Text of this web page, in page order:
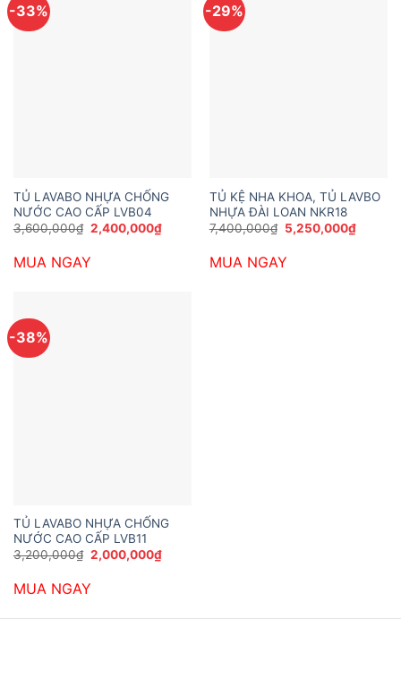
-33%
TỦ LAVABO NHỰA CHỐNG
NƯỚC CAO CẤP LVB04
3,600,000₫ Giá
gốc
3,600,000₫.
2,400,000₫Giá
hiện
MUA NGAY
-29%
TỦ KỆ NHA KHOA, TỦ LAVBO
NHỰA ĐÀI LOAN NKR18
7,400,000₫ Giá
gốc
7,400,000₫.
5,250,000₫Giá
hiện
MUA NGAY
-38%
TỦ LAVABO NHỰA CHỐNG
NƯỚC CAO CẤP LVB11
3,200,000₫ Giá
gốc
3,200,000₫.
2,000,000₫Giá
hiện
MUA NGAY